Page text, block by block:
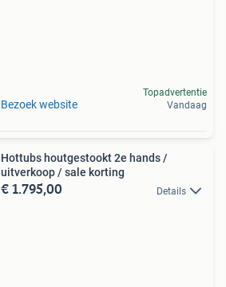
Bezoek website
Topadvertentie
Vandaag
Hottubs houtgestookt 2e hands /
uitverkoop / sale korting
€ 1.795,00 Details